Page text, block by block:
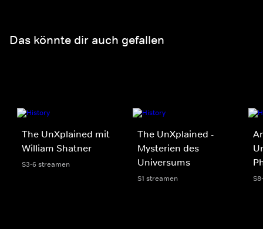
Das könnte dir auch gefallen
The UnXplained mit
William Shatner
S3-6 streamen
The UnXplained -
Mysterien des
Universums
S1 streamen